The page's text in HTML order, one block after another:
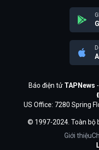
Báo điện tử TAPNews
US Office: 7280 Spring
© 1997-2024. Toàn bộ
Giới thiệu